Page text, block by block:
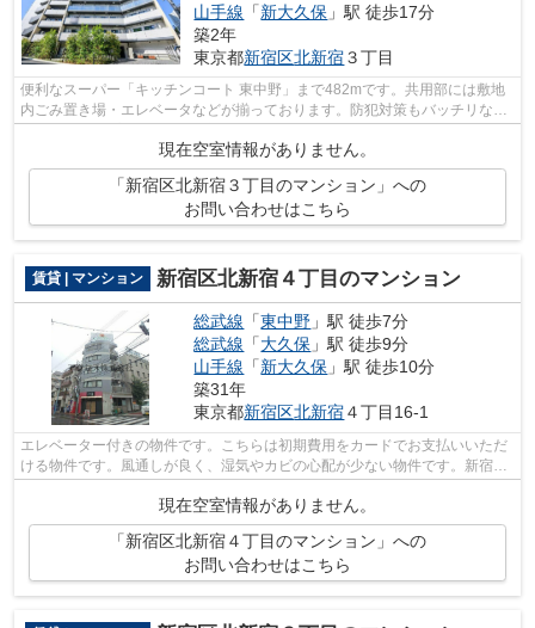
山手線 「新大久保 」駅 徒歩17分
築2年
東京都新宿区北新宿３丁目
便利なスーパー「キッチンコート 東中野」まで482mです。共用部には敷地
内ごみ置き場・エレベータなどが揃っております。防犯対策もバッチリなマ
現在空室情報がありません。
「新宿区北新宿３丁目のマンション」への
お問い合わせはこちら
賃貸 | マンション 新宿区北新宿４丁目のマンション
総武線 「東中野 」駅 徒歩7分
総武線 「大久保 」駅 徒歩9分
山手線 「新大久保 」駅 徒歩10分
築31年
東京都新宿区北新宿４丁目16-1
エレベーター付きの物件です。こちらは初期費用をカードでお支払いいただ
ける物件です。風通しが良く、湿気やカビの心配が少ない物件です。新宿区
エリアと総武線東中野付近での賃貸マ...
現在空室情報がありません。
「新宿区北新宿４丁目のマンション」への
お問い合わせはこちら